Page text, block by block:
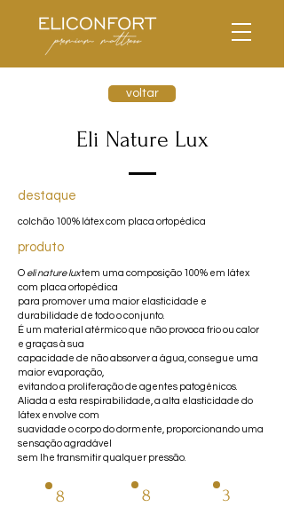
voltar
Eli Nature Lux
destaque
colchão 100% látex com placa ortopédica
produto
O eli nature luxtem uma composição 100% em látex
com placa ortopédica
para promover uma maior elasticidade e
durabilidade de todo o conjunto.
É um material atérmico que não provoca frio ou calor
e graças à sua
capacidade de não absorver a água, consegue uma
maior evaporação,
evitando a proliferação de agentes patogénicos.
Aliada a esta respirabilidade, a alta elasticidade do
látex envolve com
suavidade o corpo do dormente, proporcionando uma
sensação agradável
sem lhe transmitir qualquer pressão.
8 8 3